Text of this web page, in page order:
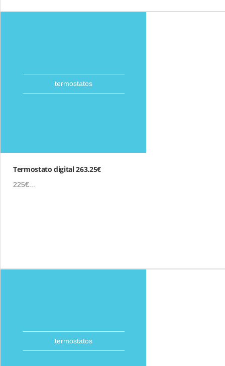
termostatos
Termostato digital 263.25€
225€...
termostatos